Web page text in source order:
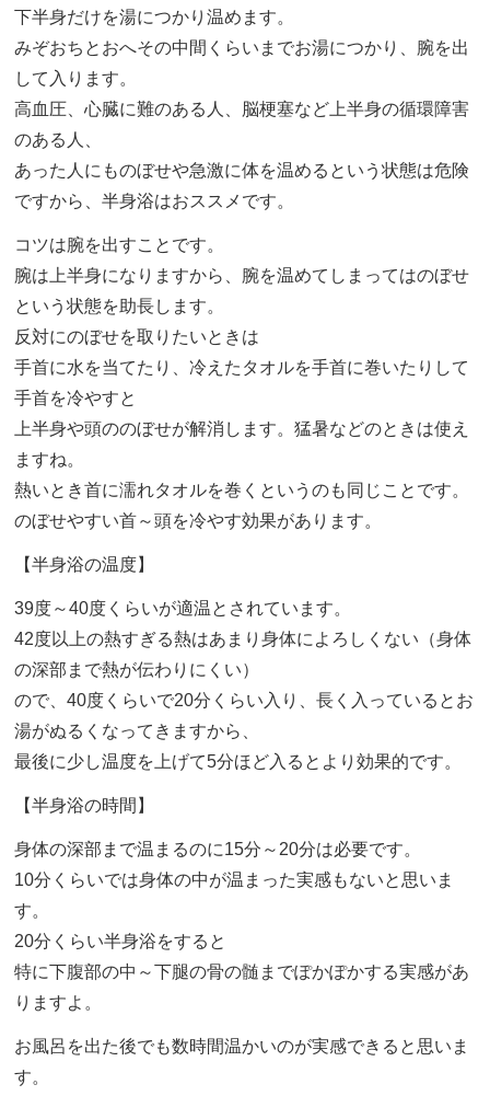
下半身だけを湯につかり温めます。
みぞおちとおへその中間くらいまでお湯につかり、腕を出
して入ります。
高血圧、心臓に難のある人、脳梗塞など上半身の循環障害
のある人、
あった人にものぼせや急激に体を温めるという状態は危険
ですから、半身浴はおススメです。
コツは腕を出すことです。
腕は上半身になりますから、腕を温めてしまってはのぼせ
という状態を助長します。
反対にのぼせを取りたいときは
手首に水を当てたり、冷えたタオルを手首に巻いたりして
手首を冷やすと
上半身や頭ののぼせが解消します。猛暑などのときは使え
ますね。
熱いとき首に濡れタオルを巻くというのも同じことです。
のぼせやすい首～頭を冷やす効果があります。
【半身浴の温度】
39度～40度くらいが適温とされています。
42度以上の熱すぎる熱はあまり身体によろしくない（身体
の深部まで熱が伝わりにくい）
ので、40度くらいで20分くらい入り、長く入っているとお
湯がぬるくなってきますから、
最後に少し温度を上げて5分ほど入るとより効果的です。
【半身浴の時間】
身体の深部まで温まるのに15分～20分は必要です。
10分くらいでは身体の中が温まった実感もないと思いま
す。
20分くらい半身浴をすると
特に下腹部の中～下腿の骨の髄までぽかぽかする実感があ
りますよ。
お風呂を出た後でも数時間温かいのが実感できると思いま
す。